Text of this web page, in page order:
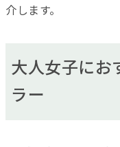
介します。
大人女子にお
ラー